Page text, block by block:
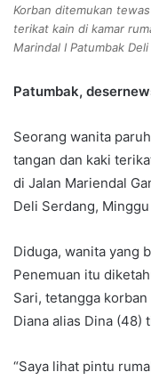
m
a
i
Korban ditemukan
terikat kain di kamar
Marindal I Patumbak Deli
Patumbak,
Seorang wanita
tangan dan kaki
di Jalan Mariendal
Deli Serdang,
Diduga, wanita yang
Penemuan itu
Sari, tetangga
Diana alias Dina (48)
“Saya lihat pintu